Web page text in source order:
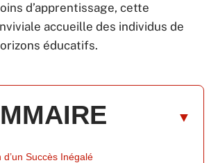
d’apprentissage, cette
accueille des individus de
éducatifs.
d’un Succès Inégalé